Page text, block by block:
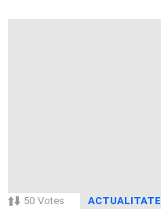
50 Votes ACTUALITATE